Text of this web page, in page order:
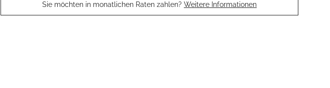
Sie möchten in monatlichen Raten zahlen? Weitere Informationen